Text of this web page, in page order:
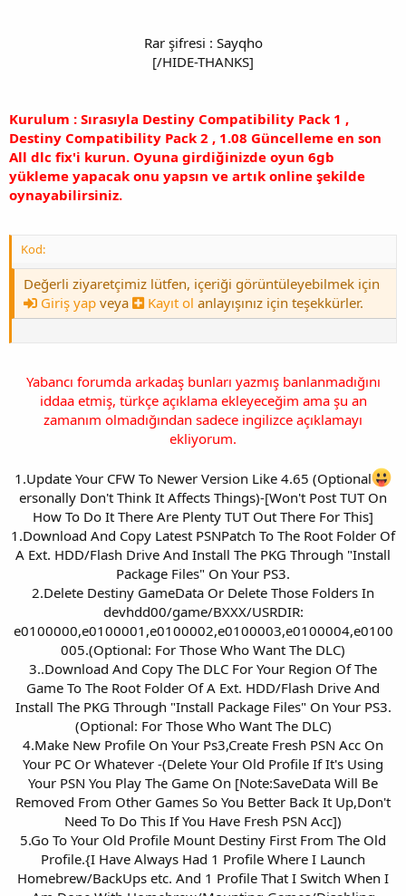
Rar şifresi : Sayqho
[/HIDE-THANKS]
Kurulum : Sırasıyla Destiny Compatibility Pack 1 ,
Destiny Compatibility Pack 2 , 1.08 Güncelleme en son
All dlc fix'i kurun. Oyuna girdiğinizde oyun 6gb
yükleme yapacak onu yapsın ve artık online şekilde
oynayabilirsiniz.
Kod:
Değerli ziyaretçimiz lütfen, içeriği görüntüleyebilmek için
Giriş yap veya Kayıt ol anlayışınız için teşekkürler.
Yabancı forumda arkadaş bunları yazmış banlanmadığını
iddaa etmiş, türkçe açıklama ekleyeceğim ama şu an
zamanım olmadığından sadece ingilizce açıklamayı
ekliyorum.
1.Update Your CFW To Newer Version Like 4.65 (Optional
ersonally Don't Think It Affects Things)-[Won't Post TUT On
How To Do It There Are Plenty TUT Out There For This]
1.Download And Copy Latest PSNPatch To The Root Folder Of
A Ext. HDD/Flash Drive And Install The PKG Through "Install
Package Files" On Your PS3.
2.Delete Destiny GameData Or Delete Those Folders In
devhdd00/game/BXXX/USRDIR:
e0100000,e0100001,e0100002,e0100003,e0100004,e0100
005.(Optional: For Those Who Want The DLC)
3..Download And Copy The DLC For Your Region Of The
Game To The Root Folder Of A Ext. HDD/Flash Drive And
Install The PKG Through "Install Package Files" On Your PS3.
(Optional: For Those Who Want The DLC)
4.Make New Profile On Your Ps3,Create Fresh PSN Acc On
Your PC Or Whatever -(Delete Your Old Profile If It's Using
Your PSN You Play The Game On [Note:SaveData Will Be
Removed From Other Games So You Better Back It Up,Don't
Need To Do This If You Have Fresh PSN Acc])
5.Go To Your Old Profile Mount Destiny First From The Old
Profile.{I Have Always Had 1 Profile Where I Launch
Homebrew/BackUps etc. And 1 Profile That I Switch When I